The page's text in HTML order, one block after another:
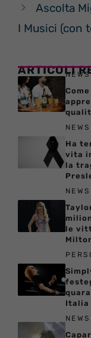
Ascolta
I Musici (con
ARTICOLINEWS
NEWS
Ha
vita
la
NEWS
le
Italia
NEWS